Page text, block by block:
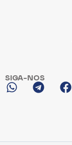
SIGA-NOS